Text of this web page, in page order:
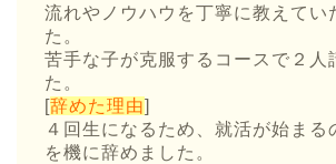
流れやノウハウを丁寧に教えてい
た。
苦手な子が克服するコースで２人
た。
[辞めた理由]
４回生になるため、就活が始まる
を機に辞めました。